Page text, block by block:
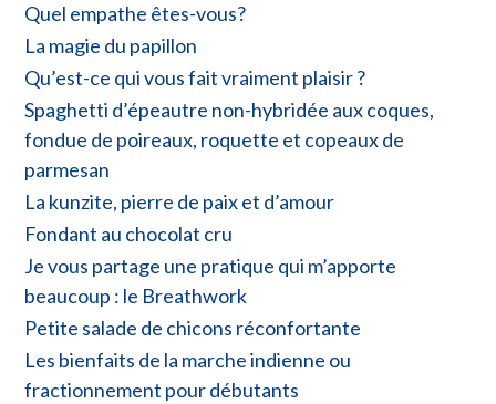
Quel empathe êtes-vous?
La magie du papillon
Qu’est-ce qui vous fait vraiment plaisir ?
Spaghetti d’épeautre non-hybridée aux coques,
fondue de poireaux, roquette et copeaux de
parmesan
La kunzite, pierre de paix et d’amour
Fondant au chocolat cru
Je vous partage une pratique qui m’apporte
beaucoup : le Breathwork
Petite salade de chicons réconfortante
Les bienfaits de la marche indienne ou
fractionnement pour débutants